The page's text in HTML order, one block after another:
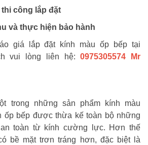
công lắp đặt
và thực hiện bảo hành
giá lắp đặt kính màu ốp bếp tại
vui lòng liên hệ:0975305574 Mr
trong những sản phẩm kính màu
ốp bếp được thừa kế toàn bộ những
toàn từ kính cường lực. Hơn thế
bề mặt trơn tráng hơn, đặc biệt là